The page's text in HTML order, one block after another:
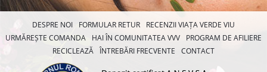
DESPRE NOI FORMULAR RETUR
RECENZII VIAȚA VERDE VIU
URMĂREȘTE COMANDA
HAI ÎN COMUNITATEA VVV
PROGRAM DE AFILIERE
RECICLEAZĂ ÎNTREBĂRI FRECVENTE CONTACT